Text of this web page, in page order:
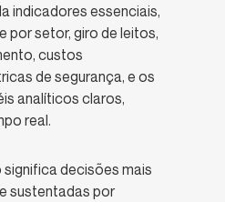
indicadores essenciais,
por setor, giro de leitos,
custos
de segurança, e os
analíticos claros,
real.
decisões mais
sustentadas por